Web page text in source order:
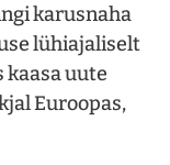
karusnaha
lühiajaliselt
uute
Euroopas,